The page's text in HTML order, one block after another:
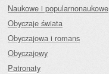
Naukowe i popularnonaukowe
Obyczaje świata
Obyczajowa i romans
Obyczajowy
Patronaty